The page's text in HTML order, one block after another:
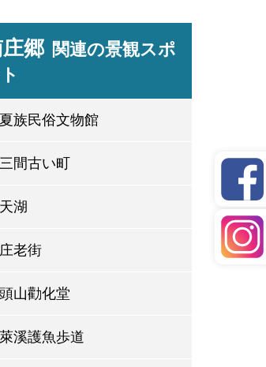
郷 関連の景観スポ
族民俗文物館
間古い町
湖
老街
山勸化堂
溪護魚歩道